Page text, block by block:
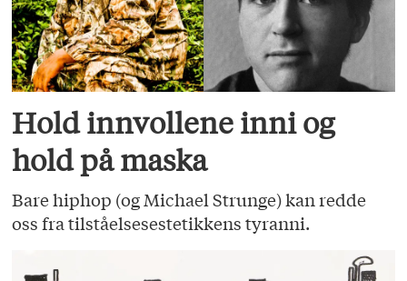
Hold innvollene inni og
hold på maska
Bare hiphop (og Michael Strunge) kan redde
oss fra tilståelsesestetikkens tyranni.